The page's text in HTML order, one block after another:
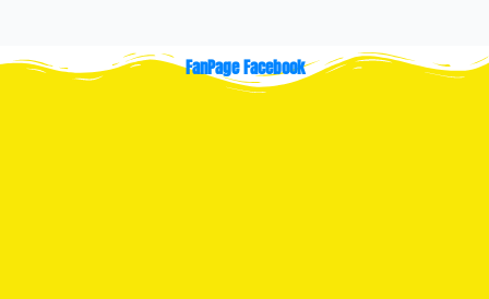
FanPage Facebook